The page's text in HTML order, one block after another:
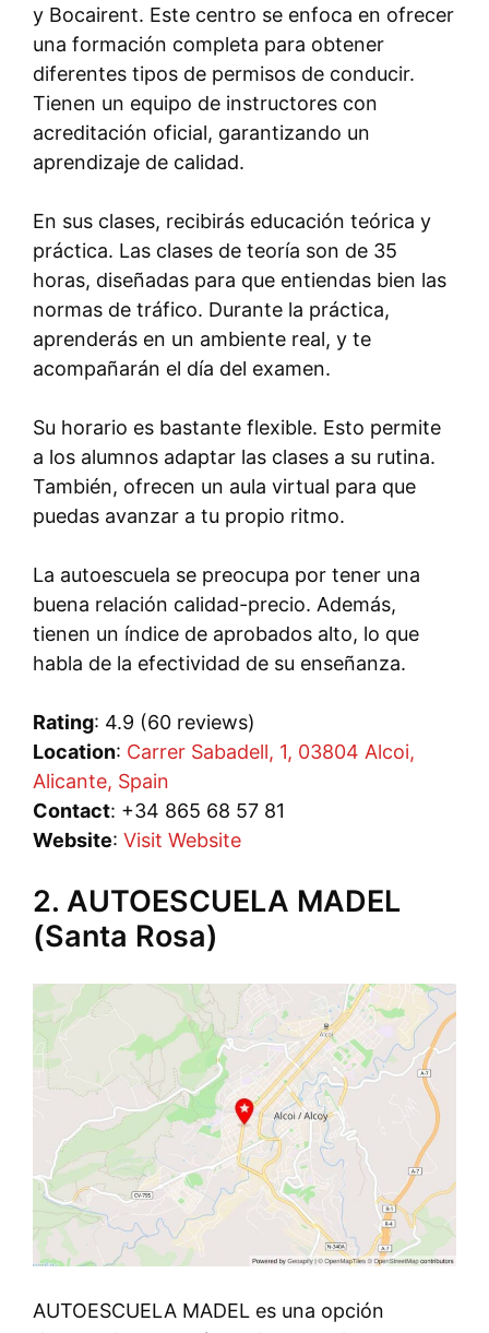
y Bocairent. Este centro se enfoca en ofrecer
una formación completa para obtener
diferentes tipos de permisos de conducir.
Tienen un equipo de instructores con
acreditación oficial, garantizando un
aprendizaje de calidad.
En sus clases, recibirás educación teórica y
práctica. Las clases de teoría son de 35
horas, diseñadas para que entiendas bien las
normas de tráfico. Durante la práctica,
aprenderás en un ambiente real, y te
acompañarán el día del examen.
Su horario es bastante flexible. Esto permite
a los alumnos adaptar las clases a su rutina.
También, ofrecen un aula virtual para que
puedas avanzar a tu propio ritmo.
La autoescuela se preocupa por tener una
buena relación calidad-precio. Además,
tienen un índice de aprobados alto, lo que
habla de la efectividad de su enseñanza.
Rating: 4.9 (60 reviews)
Location: Carrer Sabadell, 1, 03804 Alcoi,
Alicante, Spain
Contact: +34 865 68 57 81
Website: Visit Website
2. AUTOESCUELA MADEL
(Santa Rosa)
AUTOESCUELA MADEL es una opción